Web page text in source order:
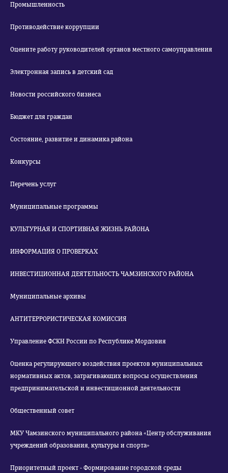
Промышленность
Противодействие коррупции
Оцените работу руководителей органов местного самоуправления
Электронная запись в детский сад
Новости российского бизнеса
Бюджет для граждан
Состояние, развитие и динамика района
Конкурсы
Перечень услуг
Муниципальные программы
КУЛЬТУРНАЯ И СПОРТИВНАЯ ЖИЗНЬ РАЙОНА
ИНФОРМАЦИЯ О ПРОВЕРКАХ
ИНВЕСТИЦИОННАЯ ДЕЯТЕЛЬНОСТЬ ЧАМЗИНСКОГО РАЙОНА
Муниципальные архивы
АНТИТЕРРОРИСТИЧЕСКАЯ КОМИССИЯ
Управление ФСКН России по Республике Мордовия
Оценка регулирующего воздействия проектов муниципальных
нормативных актов, затрагивающих вопросы осуществления
предпринимательской и инвестиционной деятельности
Общественный совет
МКУ Чамзинского муниципального района «Центр обслуживания
учреждений образования, культуры и спорта»
Приоритетный проект - Формирование городской среды